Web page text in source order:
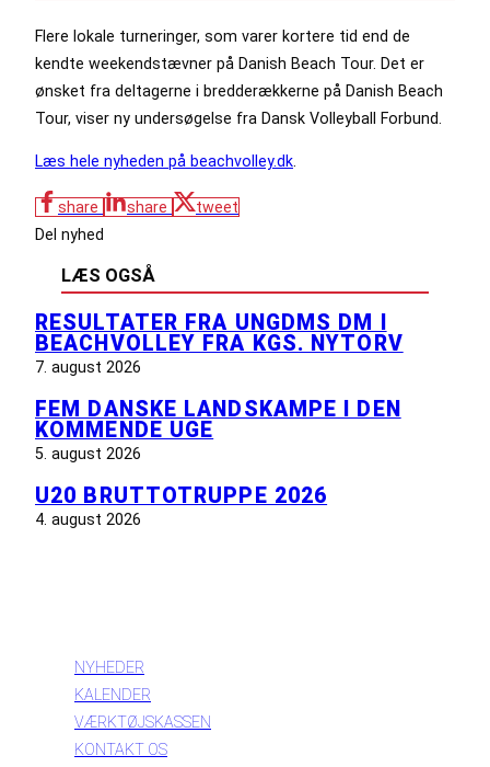
Flere lokale turneringer, som varer kortere tid end de
kendte weekendstævner på Danish Beach Tour. Det er
ønsket fra deltagerne i bredderækkerne på Danish Beach
Tour, viser ny undersøgelse fra Dansk Volleyball Forbund.
Læs hele nyheden på beachvolley.dk.
share share
tweet
Del nyhed
LÆS OGSÅ
RESULTATER FRA UNGDMS DM I
BEACHVOLLEY FRA KGS. NYTORV
7. august 2026
FEM DANSKE LANDSKAMPE I DEN
KOMMENDE UGE
5. august 2026
U20 BRUTTOTRUPPE 2026
4. august 2026
NYHEDER
KALENDER
VÆRKTØJSKASSEN
KONTAKT OS